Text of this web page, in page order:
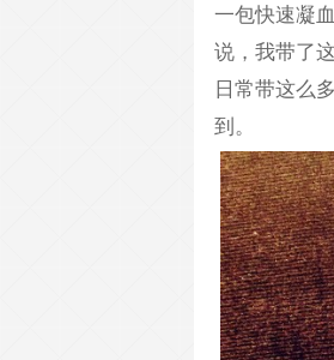
一包快速凝
说，我带了
日常带这么
到。